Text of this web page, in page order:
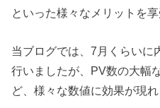
といった様々なメリットを
当ブログでは、7月くらいに
行いましたが、PV数の大幅
ど、様々な数値に効果が現れ